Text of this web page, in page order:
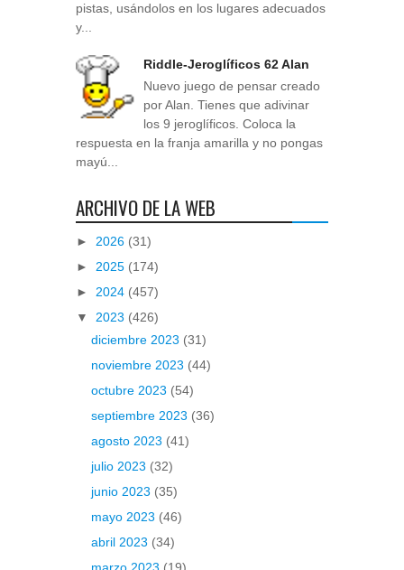
pistas, usándolos en los lugares adecuados
y...
Riddle-Jeroglíficos 62 Alan
Nuevo juego de pensar creado
por Alan. Tienes que adivinar
los 9 jeroglíficos. Coloca la
respuesta en la franja amarilla y no pongas
mayú...
ARCHIVO DE LA WEB
► 2026 (31)
► 2025 (174)
► 2024 (457)
▼ 2023 (426)
diciembre 2023 (31)
noviembre 2023 (44)
octubre 2023 (54)
septiembre 2023 (36)
agosto 2023 (41)
julio 2023 (32)
junio 2023 (35)
mayo 2023 (46)
abril 2023 (34)